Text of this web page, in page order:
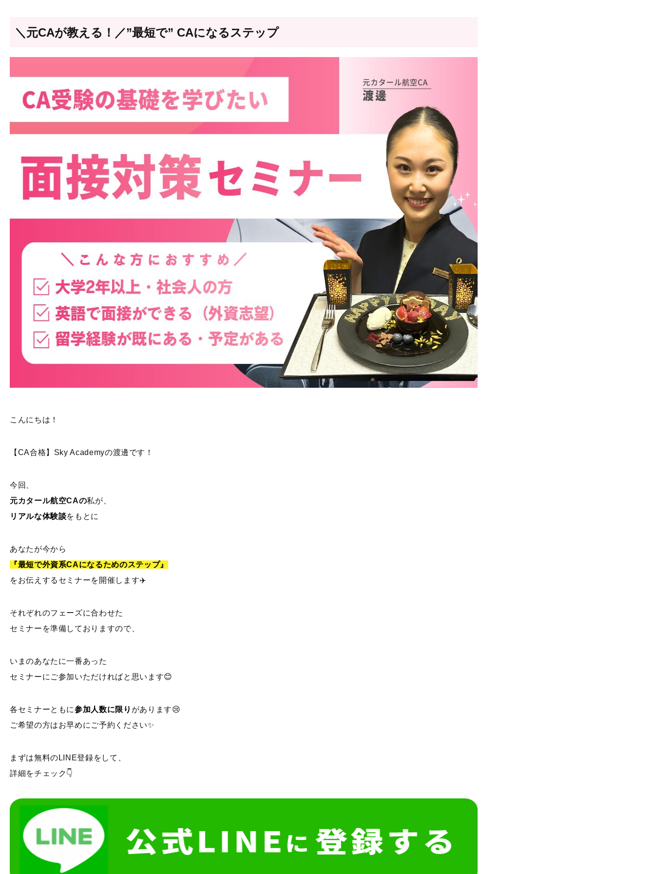
＼元CAが教える！／”最短で” CAになるステップ
こんにちは！
【CA合格】Sky Academyの渡邊です！
今回、
元カタール航空CAの私が、
リアルな体験談をもとに
あなたが今から
『最短で外資系CAになるためのステップ』
をお伝えするセミナーを開催します✈️
それぞれのフェーズに合わせた
セミナーを準備しておりますので、
いまのあなたに一番あった
セミナーにご参加いただければと思います😊
各セミナーともに参加人数に限り があります😢
ご希望の方はお早めにご予約ください✨
まずは無料のLINE登録をして、
詳細をチェック👇